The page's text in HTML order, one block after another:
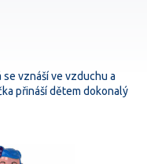
vznáší ve vzduchu a
přináší dětem dokonalý